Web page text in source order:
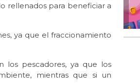
rellenados para beneficiar a
ya que el fraccionamiento
los pescadores, ya que los
mientras que si un